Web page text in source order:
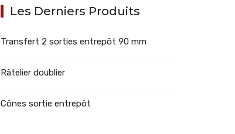
Les Derniers Produits
Transfert 2 sorties entrepôt 90 mm
Râtelier doublier
Cônes sortie entrepôt